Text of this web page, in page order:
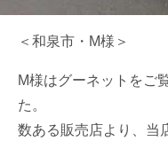
＜和泉市・M様＞
M様はグーネットをご
た。
数ある販売店より、当